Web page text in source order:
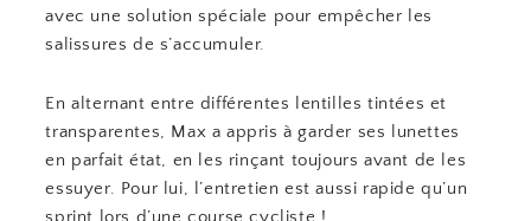
avec une solution spéciale pour empêcher les
salissures de s’accumuler.
En alternant entre différentes lentilles tintées et
transparentes, Max a appris à garder ses lunettes
en parfait état, en les rinçant toujours avant de les
essuyer. Pour lui, l’entretien est aussi rapide qu’un